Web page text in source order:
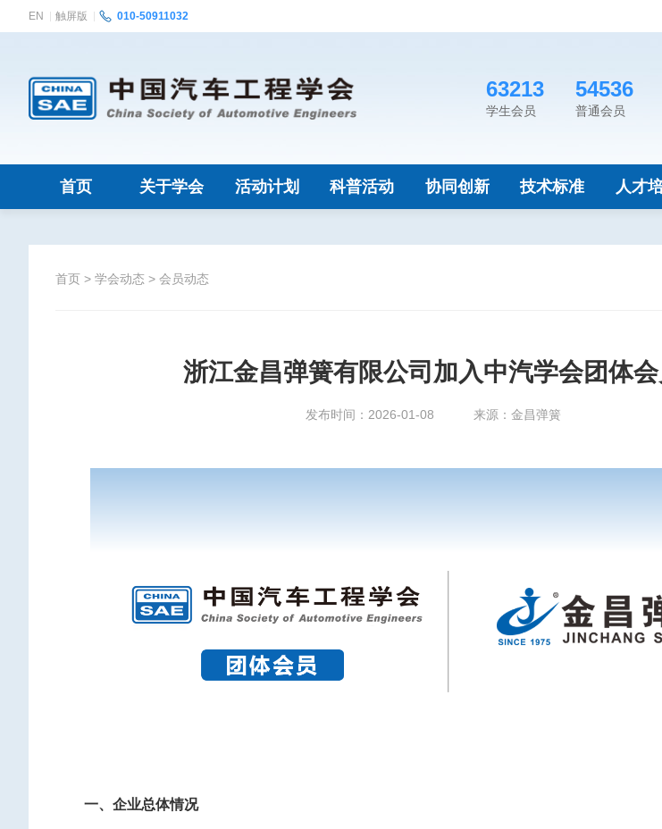
EN 触屏版 010-50911032
63213
学生会员
54536
普通会员
首页 关于学会 活动计划 科普活动 协同创新 技术标准 人才
首页 > 学会动态 > 会员动态
浙江金昌弹簧有限公司加入中汽学会团体会
发布时间：2026-01-08 来源：金昌弹簧
一、企业总体情况